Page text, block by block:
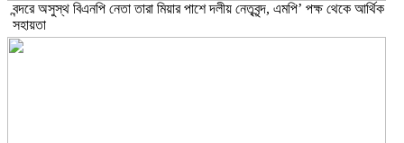
বন্দরে অসুস্থ বিএনপি নেতা তারা মিয়ার পাশে দলীয় নেতৃবৃন্দ, এমপি’ পক্ষ থেকে আর্থিক
সহায়তা